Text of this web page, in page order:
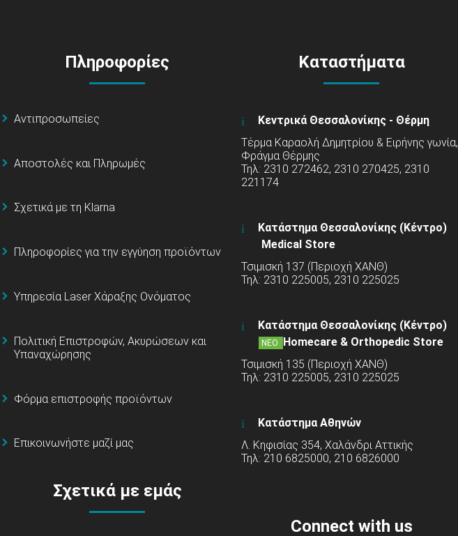
Πληροφορίες
Αντιπροσωπείες
Αποστολές και Πληρωμές
Σχετικά με τη Klarna
Πληροφορίες για την εγγύηση προϊόντων
Υπηρεσία Laser Χάραξης Ονόματος
Πολιτική Επιστροφών, Ακυρώσεων και
Υπαναχώρησης
Φόρμα επιστροφής προϊόντων
Επικοινωνήστε μαζί μας
Σχετικά με εμάς
Καταστήματα
Κεντρικά Θεσσαλονίκης - Θέρμη
Τέρμα Καραολή Δημητρίου & Ειρήνης γωνία,
Φράγμα Θέρμης
Τηλ: 2310 272462, 2310 270425, 2310
221174
Κατάστημα Θεσσαλονίκης (Κέντρο)
Medical Store
Τσιμισκή 137 (Περιοχή ΧΑΝΘ)
Τηλ: 2310 225005, 2310 225025
Κατάστημα Θεσσαλονίκης (Κέντρο)
ΝΕΟ
Homecare & Orthopedic Store
Τσιμισκή 135 (Περιοχή ΧΑΝΘ)
Τηλ: 2310 225005, 2310 225025
Κατάστημα Αθηνών
Λ. Κηφισίας 354, Χαλάνδρι Αττικής
Τηλ: 210 6825000, 210 6826000
Connect with us